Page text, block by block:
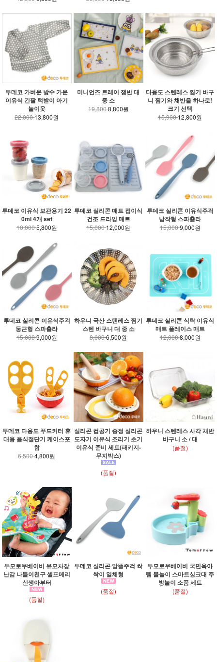
투데코 가벼운 방수 가운
이유식 긴팔 턱받이 아기
놀이옷
22,00013,800원
미니언즈 트레이 쟁반 대
중 소
19,8008,800원
다용도 스텐레스 찜기 바구
니 찜기와 채반을 하나로!
크기 선택
15,90012,800원
투데코 이유식 보관용기 22
0ml 4개 set
10,0005,800원
투데코 실리콘 매트 접이식
건조 드라잉 매트
15,00012,000원
투데코 실리콘 이유식주걱
납작형 스파츌라
15,0009,000원
투데코 실리콘 이유식주걱
둥근형 스파츌라
15,0009,000원
하우니 국산 스텐레스 찜기
스텐 바구니 대 중 소
8,0006,500원
투데코 실리콘 식탁 이유식
매트 플레이스 매트
12,0008,000원
투데코 다용도 푸드커터 휴
대용 음식절단기 케이스포
함
6,5004,800원
실리콘 컵공기 증정 실리콘
도자기 이유식 조리기 초기
이유식 준비 세트(패키지-
무지박스)
(품절)
하우니 스텐레스 사각 채반
바구니 소 / 대
(품절)
투모로우베이비 유모차장
난감 나들이친구 셀프메리
신생아부터
(품절)
투데코 실리콘 알뜰주걱 싹
싹이 일체형
(품절)
투모로우베이비 국민육아
템 물놀이 스마트싱크대 주
방놀이 소품 세트
(품절)